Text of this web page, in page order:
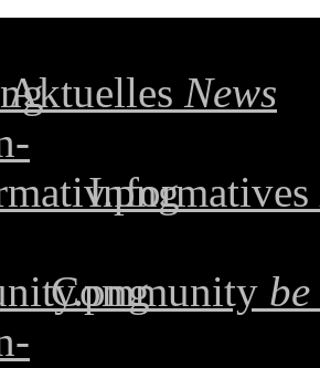
Aktuelles News
Informatives
Community